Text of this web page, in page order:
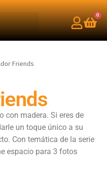
0
Friends
con madera. Si eres de
un toque único a su
Con temática de la serie
espacio para 3 fotos